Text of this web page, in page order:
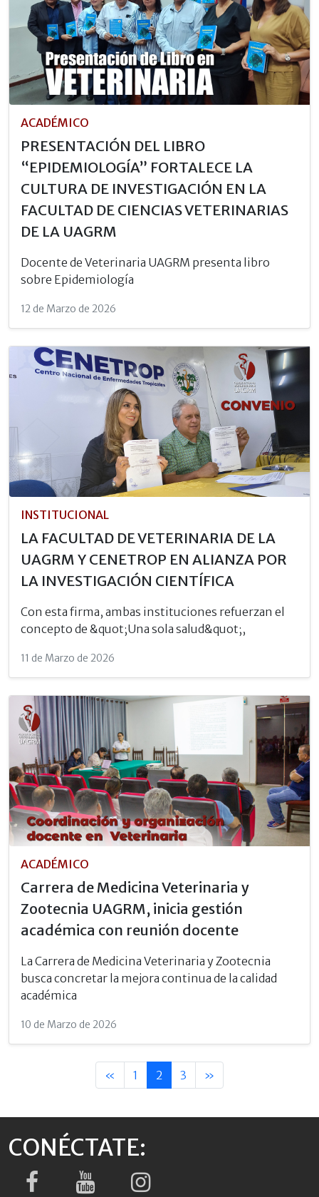
ACADÉMICO
PRESENTACIÓN DEL LIBRO
“EPIDEMIOLOGÍA” FORTALECE LA
CULTURA DE INVESTIGACIÓN EN LA
FACULTAD DE CIENCIAS VETERINARIAS
DE LA UAGRM
Docente de Veterinaria UAGRM presenta libro
sobre Epidemiología
12 de Marzo de 2026
INSTITUCIONAL
LA FACULTAD DE VETERINARIA DE LA
UAGRM Y CENETROP EN ALIANZA POR
LA INVESTIGACIÓN CIENTÍFICA
Con esta firma, ambas instituciones refuerzan el
concepto de &quot;Una sola salud&quot;,
11 de Marzo de 2026
ACADÉMICO
Carrera de Medicina Veterinaria y
Zootecnia UAGRM, inicia gestión
académica con reunión docente
La Carrera de Medicina Veterinaria y Zootecnia
busca concretar la mejora continua de la calidad
académica
10 de Marzo de 2026
« 1 2 3 »
CONÉCTATE: